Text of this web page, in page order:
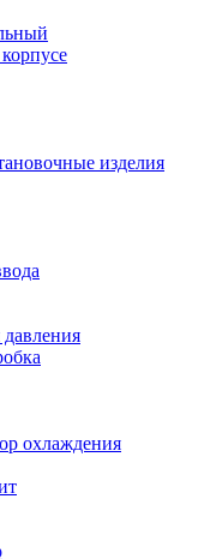
изделия
охлаждения